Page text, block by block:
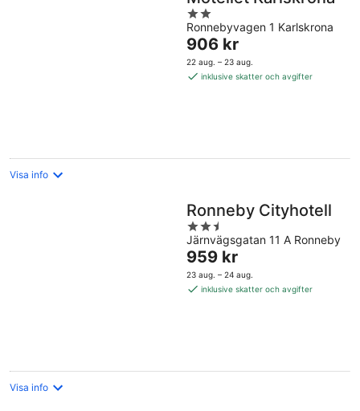
2
out
of
5
Ronnebyvagen 1 Karlskrona
Priset
är
906 kr
906 kr
22 aug. – 23 aug.
inklusive skatter och avgifter
Visa info
Ronneby Cityhotell
2.5
out
of
5
Järnvägsgatan 11 A Ronneby
Priset
är
959 kr
959 kr
23 aug. – 24 aug.
inklusive skatter och avgifter
Visa info